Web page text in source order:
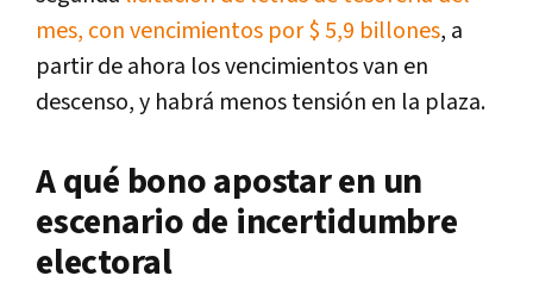
mes, con vencimientos por $ 5,9 billones, a
partir de ahora los vencimientos van en
descenso, y habrá menos tensión en la plaza.
A qué bono apostar en un
escenario de incertidumbre
electoral